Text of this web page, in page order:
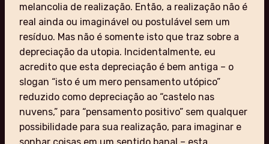
melancolia de realização. Então, a realização não é
real ainda ou imaginável ou postulável sem um
resíduo. Mas não é somente isto que traz sobre a
depreciação da utopia. Incidentalmente, eu
acredito que esta depreciação é bem antiga – o
slogan “isto é um mero pensamento utópico”
reduzido como depreciação ao “castelo nas
nuvens,” para “pensamento positivo” sem qualquer
possibilidade para sua realização, para imaginar e
sonhar coisas em um sentido banal – esta